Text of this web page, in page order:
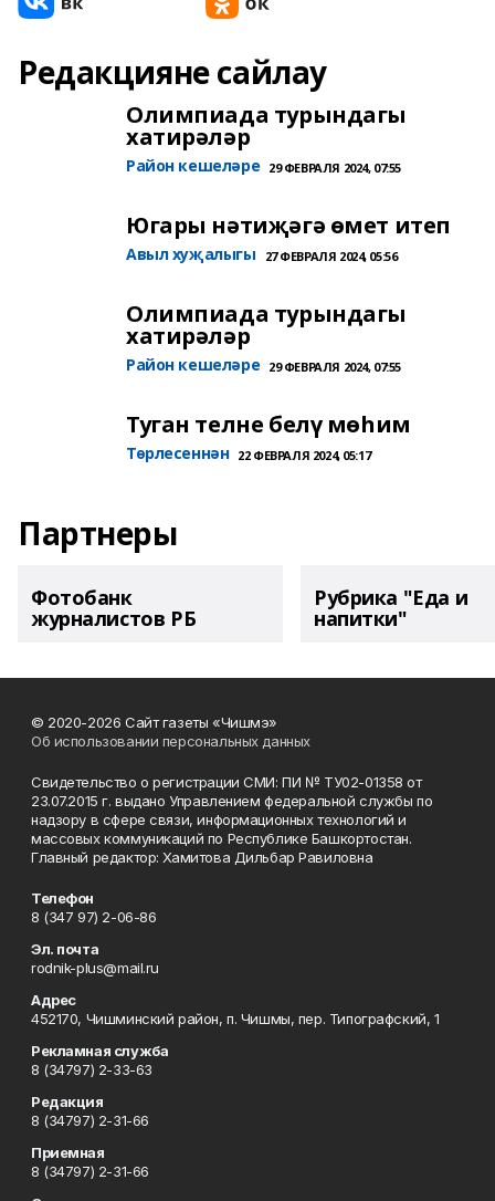
Редакцияне сайлау
Олимпиада турындагы
хатирәләр
Район кешеләре 29 ФЕВРАЛЯ 2024, 07:55
Югары нәтиҗәгә өмет итеп
Авыл хуҗалыгы 27 ФЕВРАЛЯ 2024, 05:56
Олимпиада турындагы
хатирәләр
Район кешеләре 29 ФЕВРАЛЯ 2024, 07:55
Туган телне белү мөһим
Төрлесеннән 22 ФЕВРАЛЯ 2024, 05:17
Партнеры
Фотобанк
журналистов РБ
Рубрика "Еда и
напитки"
© 2020-2026 Сайт газеты «Чишмэ»
Об использовании персональных данных
Свидетельство о регистрации СМИ: ПИ № ТУ02-01358 от
23.07.2015 г. выдано Управлением федеральной службы по
надзору в сфере связи, информационных технологий и
массовых коммуникаций по Республике Башкортостан.
Главный редактор: Хамитова Дильбар Равиловна
Телефон
8 (347 97) 2-06-86
Эл. почта
rodnik-plus@mail.ru
Адрес
452170, Чишминский район, п. Чишмы, пер. Типографский, 1
Рекламная служба
8 (34797) 2-33-63
Редакция
8 (34797) 2-31-66
Приемная
8 (34797) 2-31-66